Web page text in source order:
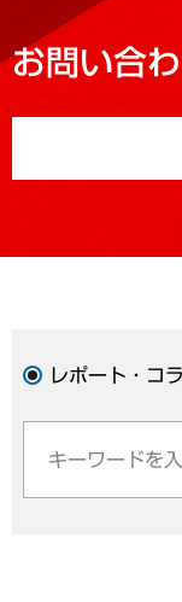
お問い合
レポート・コ